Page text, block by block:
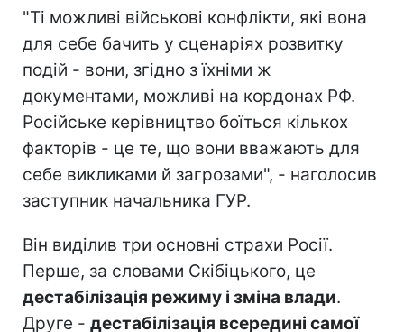
"Ті можливі військові конфлікти, які вона
для себе бачить у сценаріях розвитку
подій - вони, згідно з їхніми ж
документами, можливі на кордонах РФ.
Російське керівництво боїться кількох
факторів - це те, що вони вважають для
себе викликами й загрозами", - наголосив
заступник начальника ГУР.
Він виділив три основні страхи Росії.
Перше, за словами Скібіцького, це
дестабілізація режиму і зміна влади.
Друге - дестабілізація всередині самої